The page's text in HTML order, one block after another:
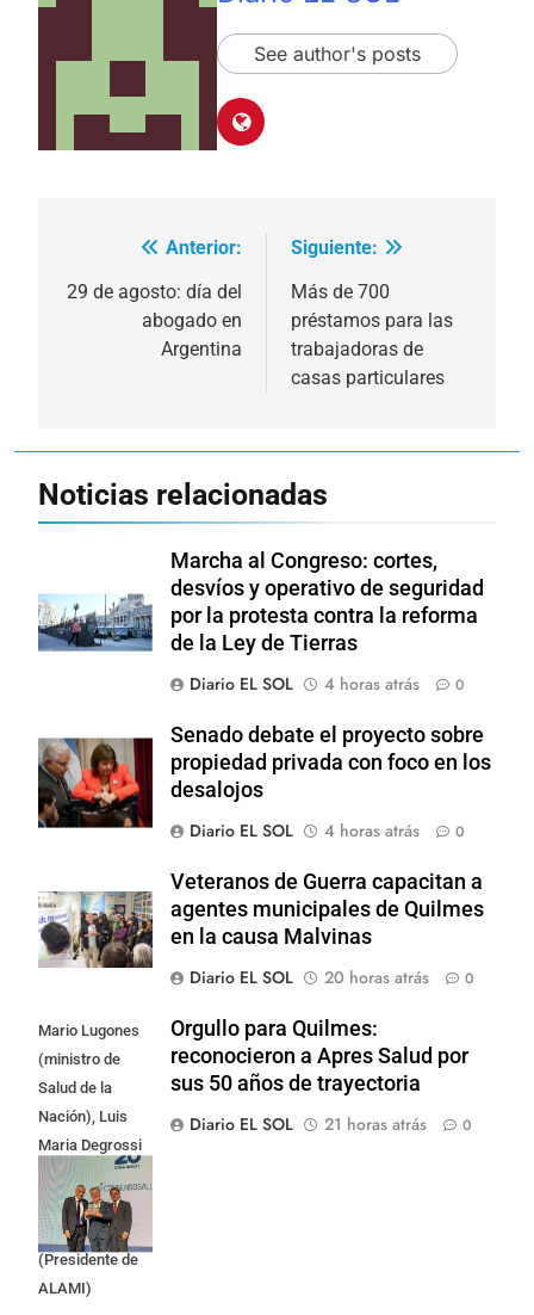
See author's posts
Navegación
de
entradas
Anterior:
29 de agosto: día del
abogado en
Argentina
Siguiente:
Más de 700
préstamos para las
trabajadoras de
casas particulares
Noticias relacionadas
Marcha al Congreso: cortes,
desvíos y operativo de seguridad
por la protesta contra la reforma
de la Ley de Tierras
Diario EL SOL
4 horas atrás 0
Senado debate el proyecto sobre
propiedad privada con foco en los
desalojos
Diario EL SOL
4 horas atrás 0
Veteranos de Guerra capacitan a
agentes municipales de Quilmes
en la causa Malvinas
Diario EL SOL
20 horas atrás 0
Mario Lugones
(ministro de
Salud de la
Nación), Luis
Maria Degrossi
(Presidente de
Apres Salud) y
Cristian Mazza
(Presidente de
ALAMI)
Orgullo para Quilmes:
reconocieron a Apres Salud por
sus 50 años de trayectoria
Diario EL SOL
21 horas atrás 0